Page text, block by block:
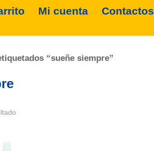
Mi cuenta Contactos
“sueñe siempre”